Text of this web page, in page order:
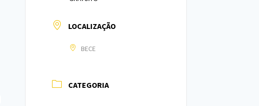
LOCALIZAÇÃO
BECE
CATEGORIA